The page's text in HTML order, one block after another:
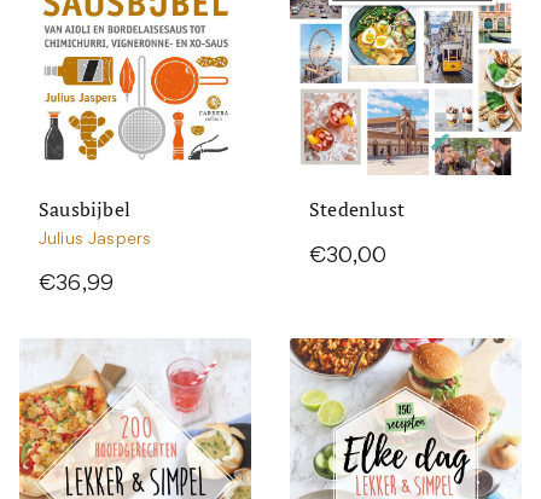
Sausbijbel
Julius Jaspers
€36,99
Stedenlust
€30,00